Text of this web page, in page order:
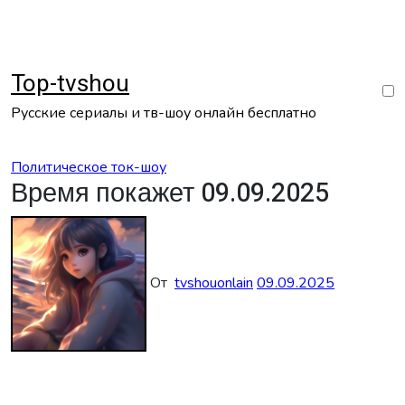
Top-tvshou
Русские сериалы и тв-шоу онлайн бесплатно
Политическое ток-шоу
Время покажет 09.09.2025
От tvshouonlain 09.09.2025